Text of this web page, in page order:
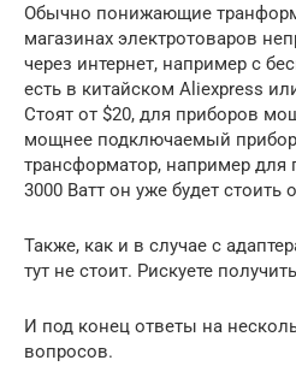
Обычно понижающие
магазинах электротоваров
через интернет, например с
есть в китайском Aliexpress
Стоят от $20, для приборов
мощнее подключаемый
трансформатор, например
3000 Ватт он уже будет стоить
Также, как и в случае с
тут не стоит. Рискуете
И под конец ответы на
вопросов.